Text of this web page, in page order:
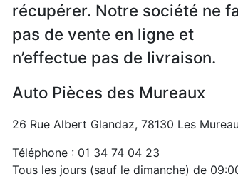
récupérer. Notre société ne
pas de vente en ligne et
n’effectue pas de livraison.
Auto Pièces des Mureaux
26 Rue Albert Glandaz, 78130 Les
Téléphone : 01 34 74 04 23
Tous les jours (sauf le dimanche) de